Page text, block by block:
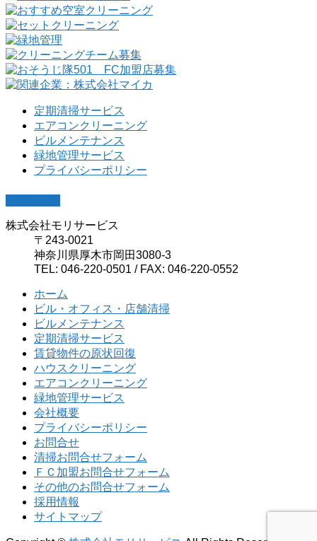
定期清掃サービス
エアコンクリーニング
ビルメンテナンス
緑地管理サービス
プライバシーポリシー
株式会社モリサービス
〒243-0021
神奈川県厚木市岡田3080-3
TEL: 046-220-0501 / FAX: 046-220-0552
ホーム
ビル・オフィス・店舗清掃
ビルメンテナンス
定期清掃サービス
賃貸物件の原状回復
ハウスクリーニング
エアコンクリーニング
緑地管理サービス
会社概要
プライバシーポリシー
お問合せ
清掃お問合せフォーム
ＦＣ加盟お問合せフォーム
その他のお問合せフォーム
採用情報
サイトマップ